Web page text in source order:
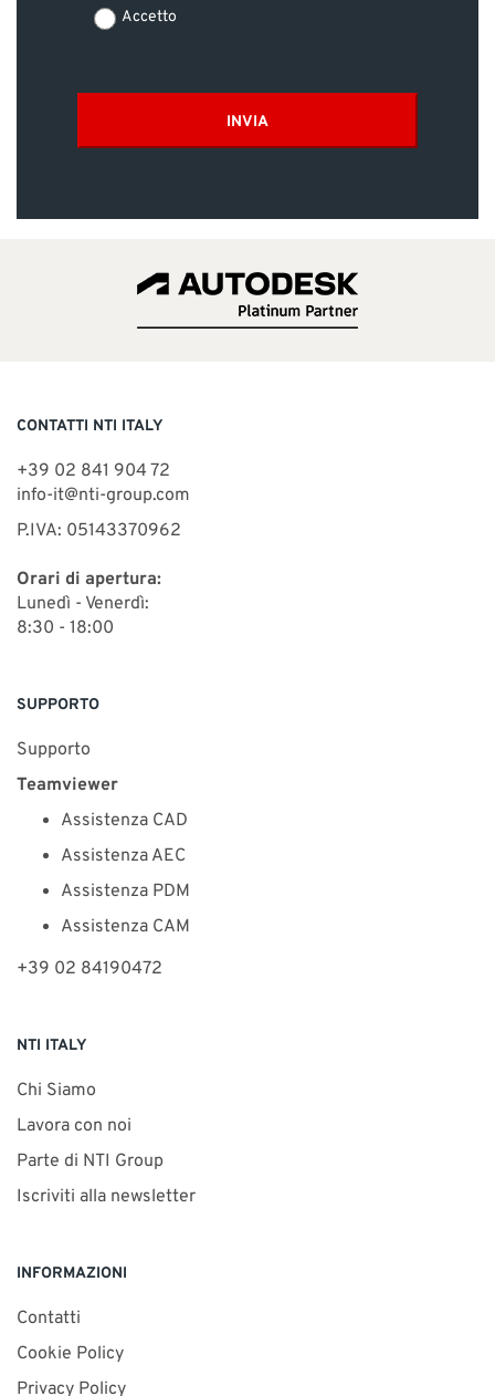
Accetto
INVIA
CONTATTI NTI ITALY
+39 02 841 904 72
info-it@nti-group.com
P.IVA: 05143370962
Orari di apertura:
Lunedì - Venerdì:
8:30 - 18:00
SUPPORTO
Supporto
Teamviewer
Assistenza CAD
Assistenza AEC
Assistenza PDM
Assistenza CAM
+39 02 84190472
NTI ITALY
Chi Siamo
Lavora con noi
Parte di NTI Group
Iscriviti alla newsletter
INFORMAZIONI
Contatti
Cookie Policy
Privacy Policy